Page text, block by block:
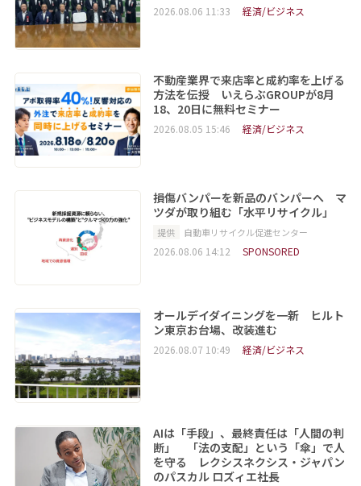
2026.08.06 11:33 経済/ビジネス
不動産業界で来店率と成約率を上げる
方法を伝授 いえらぶGROUPが8月
18、20日に無料セミナー
2026.08.05 15:46 経済/ビジネス
損傷バンパーを新品のバンパーへ マ
ツダが取り組む「水平リサイクル」
提供 自動車リサイクル促進センター
2026.08.06 14:12 SPONSORED
オールデイダイニングを一新 ヒルト
ン東京お台場、改装進む
2026.08.07 10:49 経済/ビジネス
AIは「手段」、最終責任は「人間の判
断」 「法の支配」という「傘」で人
を守る レクシスネクシス・ジャパン
のパスカル ロズィエ社長